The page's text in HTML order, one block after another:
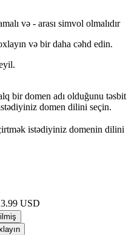
və - arası simvol olmalıdır
və bir daha cəhd edin.
bir domen adı olduğunu təsbit
domen dilini seçin.
istədiyiniz domenin dilini
USD